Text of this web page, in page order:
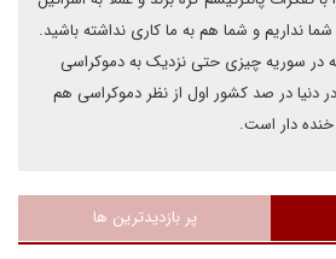
نداریم و شما هم به ما کاری نداشته باشید.‌
در سوریه چیزی حتی نزدیک به دموکراسی
دنیا در صد کشور اول از نظر دموکراسی هم‌
دار است.
پر بازدیدترین ها